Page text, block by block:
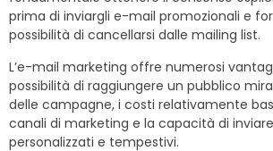
prima di inviargli e-mail promozionali e
possibilità di cancellarsi dalle mailing list.
L’e-mail marketing offre numerosi
possibilità di raggiungere un pubblico
delle campagne, i costi relativamente
canali di marketing e la capacità di
personalizzati e tempestivi.